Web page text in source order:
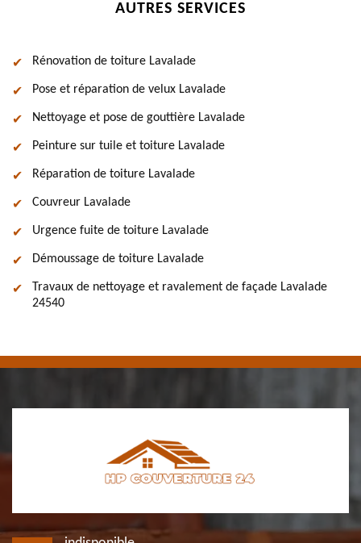
AUTRES SERVICES
Rénovation de toiture Lavalade
Pose et réparation de velux Lavalade
Nettoyage et pose de gouttière Lavalade
Peinture sur tuile et toiture Lavalade
Réparation de toiture Lavalade
Couvreur Lavalade
Urgence fuite de toiture Lavalade
Démoussage de toiture Lavalade
Travaux de nettoyage et ravalement de façade Lavalade
24540